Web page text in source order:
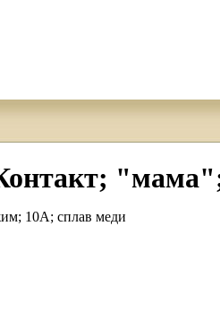
10А; сплав меди